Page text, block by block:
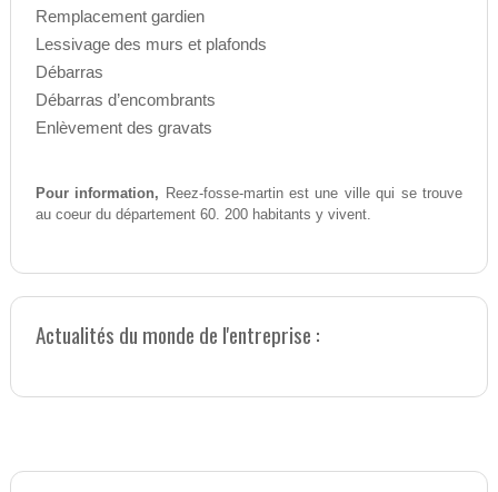
Remplacement gardien
Lessivage des murs et plafonds
Débarras
Débarras d’encombrants
Enlèvement des gravats
Pour information, Reez-fosse-martin est une ville qui se trouve
au coeur du département 60. 200 habitants y vivent.
Actualités du monde de l'entreprise :